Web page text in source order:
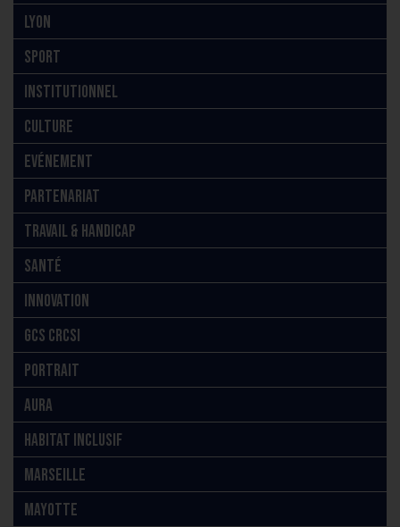
LYON
SPORT
INSTITUTIONNEL
CULTURE
EVÉNEMENT
PARTENARIAT
TRAVAIL & HANDICAP
SANTÉ
INNOVATION
GCS CRCSI
PORTRAIT
AURA
HABITAT INCLUSIF
MARSEILLE
MAYOTTE